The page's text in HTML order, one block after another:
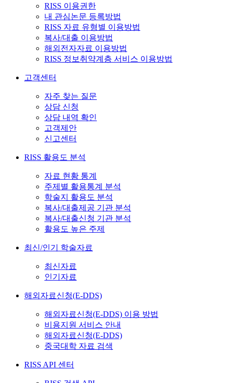
RISS 이용권한
내 관심논문 등록방법
RISS 자료 유형별 이용방법
복사/대출 이용방법
해외전자자료 이용방법
RISS 정보취약계층 서비스 이용방법
고객센터
자주 찾는 질문
상담 신청
상담 내역 확인
고객제안
신고센터
RISS 활용도 분석
자료 현황 통계
주제별 활용통계 분석
학술지 활용도 분석
복사/대출제공 기관 분석
복사/대출신청 기관 분석
활용도 높은 주제
최신/인기 학술자료
최신자료
인기자료
해외자료신청(E-DDS)
해외자료신청(E-DDS) 이용 방법
비용지원 서비스 안내
해외자료신청(E-DDS)
중국대학 자료 검색
RISS API 센터